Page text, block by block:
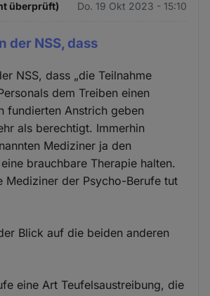
überprüft) Do. 19 Okt 2023 - 15:10
der NSS, dass
NSS, dass „die Teilnahme
dem Treiben einen
fundierten Anstrich geben
als berechtigt. Immerhin
Mediziner ja den
brauchbare Therapie halten.
Mediziner der Psycho-Berufe tut
Blick auf die beiden anderen
eine Art Teufelsaustreibung, die